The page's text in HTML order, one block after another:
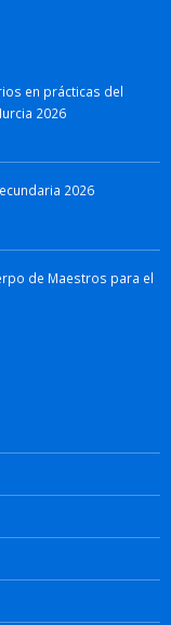
en prácticas del
2026
2026
de Maestros para el